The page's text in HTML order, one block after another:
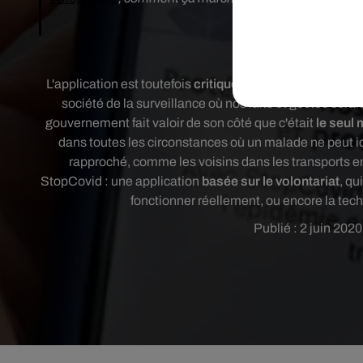
Publié : 2 juin
— Cédric O
Une application
L'application est toutefoiscritiquée par des experts en
société de la surveillance où nos faits et gestes
gouvernement fait valoir de son côté que c'était le seul
dans toutes les circonstances où un malade ne peut
rapproché, comme les voisins dans les transports
StopCovid : une application basée sur le volontariat,
fonctionner réellement, ou encore la